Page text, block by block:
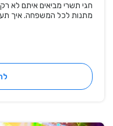
חגי תשרי מביאים איתם לא
מתנות לכל המשפחה. איך